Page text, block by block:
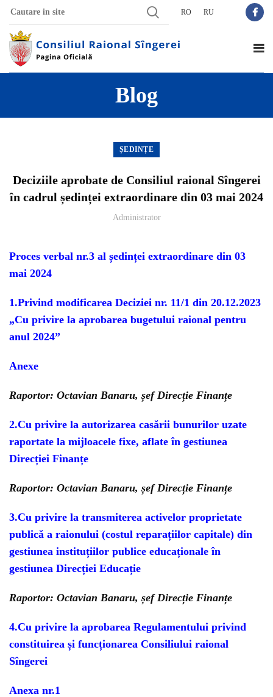
RO RU
Blog
ȘEDINȚE
Deciziile aprobate de Consiliul raional Sîngerei
în cadrul ședinței extraordinare din 03 mai 2024
Administrator
Proces verbal nr.3 al ședinței extraordinare din 03
mai 2024
1.Privind modificarea Deciziei nr. 11/1 din 20.12.2023
„Cu privire la aprobarea bugetului raional pentru
anul 2024”
Anexe
Raportor: Octavian Banaru, șef Direcție Finanțe
2.Cu privire la autorizarea casării bunurilor uzate
raportate la mijloacele fixe, aflate în gestiunea
Direcției Finanțe
Raportor: Octavian Banaru, șef Direcție Finanțe
3.Cu privire la transmiterea activelor proprietate
publică a raionului (costul reparațiilor capitale) din
gestiunea instituțiilor publice educaționale în
gestiunea Direcției Educație
Raportor: Octavian Banaru, șef Direcție Finanțe
4.Cu privire la aprobarea Regulamentului privind
constituirea și funcționarea Consiliului raional
Sîngerei
Anexa nr.1